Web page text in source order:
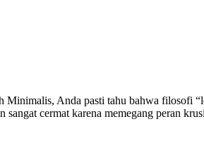
Anda pasti tahu bahwa filosofi
cermat karena memegang peran